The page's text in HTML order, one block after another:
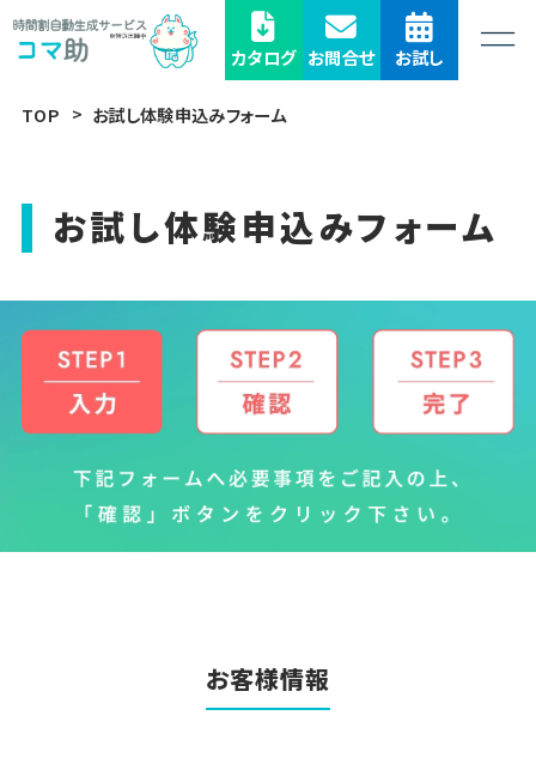
カタログ お問合せ お試し
TOP お試し体験申込みフォーム
お試し体験申込みフォーム
お客様情報